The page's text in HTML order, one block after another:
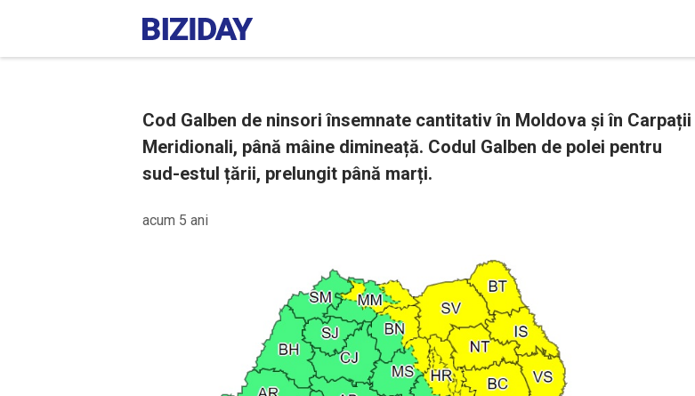
Cod Galben de ninsori însemnate cantitativ în Moldova și în Carpații
Meridionali, până mâine dimineață. Codul Galben de polei pentru
sud-estul țării, prelungit până marți.
acum 5 ani